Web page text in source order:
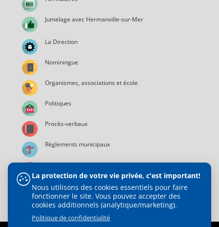
Jumelage avec Hermanville-sur-Mer
La Direction
Nominingue
Organismes, associations et école
Politiques
Procès-verbaux
Règlements municipaux
Services municipaux
La protection de votre vie privée, c'est important!
Nous utilisons des cookies essentiels pour faire
fonctionner le site. Vous pouvez accepter des
cookies additionnels (analytique/marketing).
Politique de confidentialité